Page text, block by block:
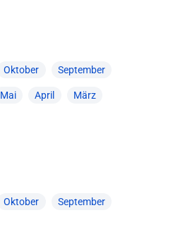
Oktober September
Mai April März
Oktober September